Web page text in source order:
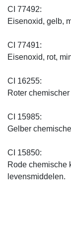
CI 77492:
Eisenoxid, gelb,
CI 77491:
Eisenoxid, rot,
CI 16255:
Roter
CI 15985:
Gelber
CI 15850:
Rode chemische
levensmiddelen.